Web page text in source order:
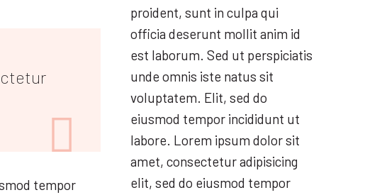

tempor
proident, sunt in culpa qui
officia deserunt mollit anim id
est laborum. Sed ut perspiciatis
unde omnis iste natus sit
voluptatem. Elit, sed do
eiusmod tempor incididunt ut
labore. Lorem ipsum dolor sit
amet, consectetur adipisicing
elit, sed do eiusmod tempor